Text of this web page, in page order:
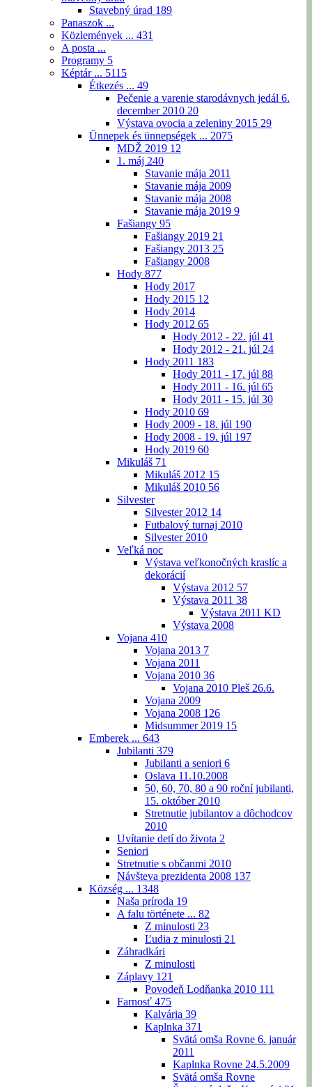
Stavebný úrad 189
Panaszok ...
Közlemények ... 431
A posta ...
Programy 5
Képtár ... 5115
Étkezés ... 49
Pečenie a varenie starodávnych jedál 6.
december 2010 20
Výstava ovocia a zeleniny 2015 29
Ünnepek és ünnepségek ... 2075
MDŽ 2019 12
1. máj 240
Stavanie mája 2011
Stavanie mája 2009
Stavanie mája 2008
Stavanie mája 2019 9
Fašiangy 95
Fašiangy 2019 21
Fašiangy 2013 25
Fašiangy 2008
Hody 877
Hody 2017
Hody 2015 12
Hody 2014
Hody 2012 65
Hody 2012 - 22. júl 41
Hody 2012 - 21. júl 24
Hody 2011 183
Hody 2011 - 17. júl 88
Hody 2011 - 16. júl 65
Hody 2011 - 15. júl 30
Hody 2010 69
Hody 2009 - 18. júl 190
Hody 2008 - 19. júl 197
Hody 2019 60
Mikuláš 71
Mikuláš 2012 15
Mikuláš 2010 56
Silvester
Silvester 2012 14
Futbalový turnaj 2010
Silvester 2010
Veľká noc
Výstava veľkonočných kraslíc a
dekorácií
Výstava 2012 57
Výstava 2011 38
Výstava 2011 KD
Výstava 2008
Vojana 410
Vojana 2013 7
Vojana 2011
Vojana 2010 36
Vojana 2010 Pleš 26.6.
Vojana 2009
Vojana 2008 126
Midsummer 2019 15
Emberek ... 643
Jubilanti 379
Jubilanti a seniori 6
Oslava 11.10.2008
50, 60, 70, 80 a 90 roční jubilanti,
15. október 2010
Stretnutie jubilantov a dôchodcov
2010
Uvítanie detí do života 2
Seniori
Stretnutie s občanmi 2010
Návšteva prezidenta 2008 137
Község ... 1348
Naša príroda 19
A falu története ... 82
Z minulosti 23
Ľudia z minulosti 21
Záhradkári
Z minulosti
Záplavy 121
Povodeň Lodňanka 2010 111
Farnosť 475
Kalvária 39
Kaplnka 371
Svätá omša Rovne 6. január
2011
Kaplnka Rovne 24.5.2009
Svätá omša Rovne